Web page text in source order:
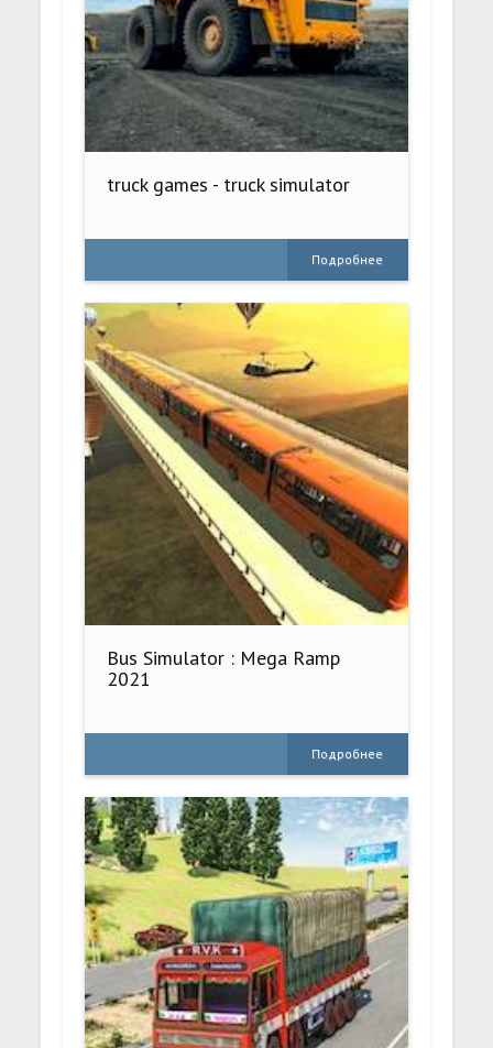
truck games - truck simulator
Подробнее
Bus Simulator : Mega Ramp
2021
Подробнее